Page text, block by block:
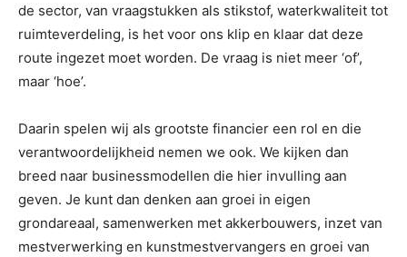
de sector, van vraagstukken als stikstof, waterkwaliteit tot
ruimteverdeling, is het voor ons klip en klaar dat deze
route ingezet moet worden. De vraag is niet meer ‘of’,
maar ‘hoe’.
Daarin spelen wij als grootste financier een rol en die
verantwoordelijkheid nemen we ook. We kijken dan
breed naar businessmodellen die hier invulling aan
geven. Je kunt dan denken aan groei in eigen
grondareaal, samenwerken met akkerbouwers, inzet van
mestverwerking en kunstmestvervangers en groei van